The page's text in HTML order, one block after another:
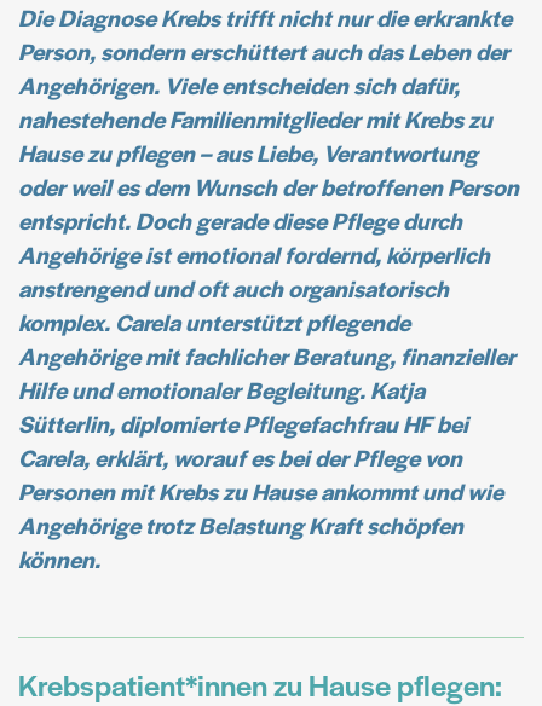
Die Diagnose Krebs trifft nicht nur die erkrankte
Person, sondern erschüttert auch das Leben der
Angehörigen. Viele entscheiden sich dafür,
nahestehende Familienmitglieder mit Krebs zu
Hause zu pflegen – aus Liebe, Verantwortung
oder weil es dem Wunsch der betroffenen Person
entspricht. Doch gerade diese Pflege durch
Angehörige ist emotional fordernd, körperlich
anstrengend und oft auch organisatorisch
komplex. Carela unterstützt pflegende
Angehörige mit fachlicher Beratung, finanzieller
Hilfe und emotionaler Begleitung. Katja
Sütterlin, diplomierte Pflegefachfrau HF bei
Carela, erklärt, worauf es bei der Pflege von
Personen mit Krebs zu Hause ankommt und wie
Angehörige trotz Belastung Kraft schöpfen
können.
Krebspatient*innen zu Hause pflegen: